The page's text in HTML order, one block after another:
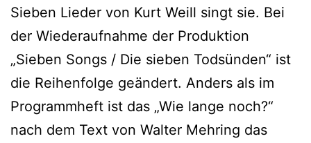
Sieben Lieder von Kurt Weill singt sie. Bei
der Wiederaufnahme der Produktion
„Sieben Songs / Die sieben Todsünden“ ist
die Reihenfolge geändert. Anders als im
Programmheft ist das „Wie lange noch?“
nach dem Text von Walter Mehring das